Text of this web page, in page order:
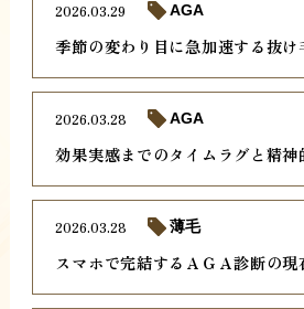
季節の変わり目に急加速する抜け
2026.03.29 AGA
効果実感までのタイムラグと精神
2026.03.28 AGA
スマホで完結するＡＧＡ診断の現
2026.03.28 薄毛